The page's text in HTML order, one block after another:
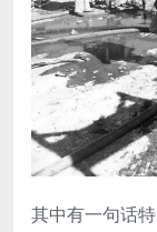
其中有一句话